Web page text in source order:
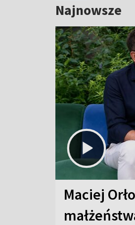
Najnowsze
Maciej